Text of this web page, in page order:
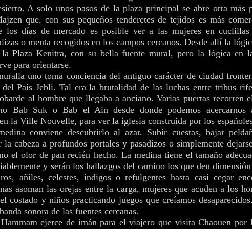
A solo unos pasos de la plaza principal se abre otra más
que, con sus pequeños tenderetes de tejidos es más
los días de mercado es posible ver a las mujeres en cuclillas
o menta recogidos en los campos cercanos. Desde allí la
la Plaza Kenitra, con su bella fuente mural, pero la lógica en
para orientarse.
uno toma conciencia del antiguo carácter de ciudad
País Jebli. Tal era la brutalidad de las luchas entre tribus
al hombre que llegaba a anciano. Varias puertas recorren
Bab Suk o Bab el Ain desde donde podemos acercarnos
la Ville Nouvelle, para ver la iglesia construida por los
conviene descubrirlo al azar. Subir cuestas, bajar
la cabeza a profundos portales y pasadizos o simplemente
el olor de pan recién hecho. La medina tiene el tamaño
y serán los hallazgos del camino los que den
añiles, celestes, índigos o refulgentes hasta casi cegar
asoman las orejas entre la carga, mujeres que acuden a los
costado y niños practicando juegos que creíamos
sonora de las fuentes cercanas.
ejerce de imán para el viajero que visita Chaouen por